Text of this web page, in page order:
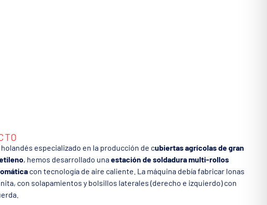
especializado en la producción de cubiertas agrícolas de gran
, hemos desarrollado unaestación de soldadura multi-rollos
con tecnología de aire caliente. La máquina debía fabricar lonas
con solapamientos y bolsillos laterales (derecho e izquierdo) con